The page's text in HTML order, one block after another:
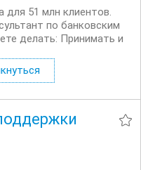
для 51 млн клиентов.
по банковским
делать: Принимать и
потенциальных
Вам...